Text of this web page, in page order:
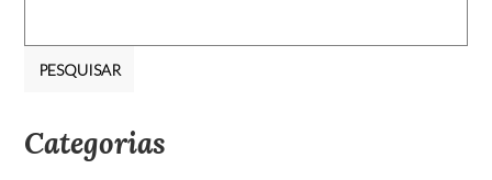
Categorias